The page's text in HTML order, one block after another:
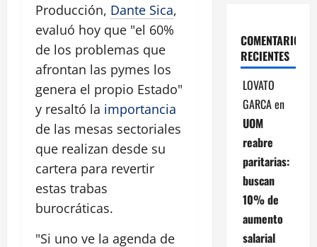
Producción, Dante Sica,
evaluó hoy que "el 60%
de los problemas que
afrontan las pymes los
genera el propio Estado"
y resaltó la importancia
de las mesas sectoriales
que realizan desde su
cartera para revertir
estas trabas
burocráticas.
"Si uno ve la agenda de
COMENTARIOS
RECIENTES
LOVATO
GARCAen
UOM
reabre
paritarias:
buscan
10% de
aumento
salarial